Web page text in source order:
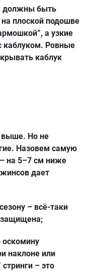
должны быть
плоской подошве
а узкие
каблуком. Ровные
каблук
выше. Но не
Назовем самую
на 5–7 см ниже
дает
– всё-таки
защищена;
наклоне или
– это